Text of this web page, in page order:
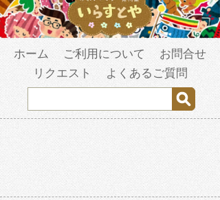
ホーム ご利用について
お問合せ
リクエスト
よくあるご質問